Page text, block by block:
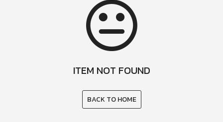
ITEM NOT FOUND
BACK TO HOME